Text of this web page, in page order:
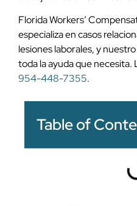
Florida Workers’
especializa en casos
lesiones laborales, y
toda la ayuda que necesita.
954-448-7355.
Table of